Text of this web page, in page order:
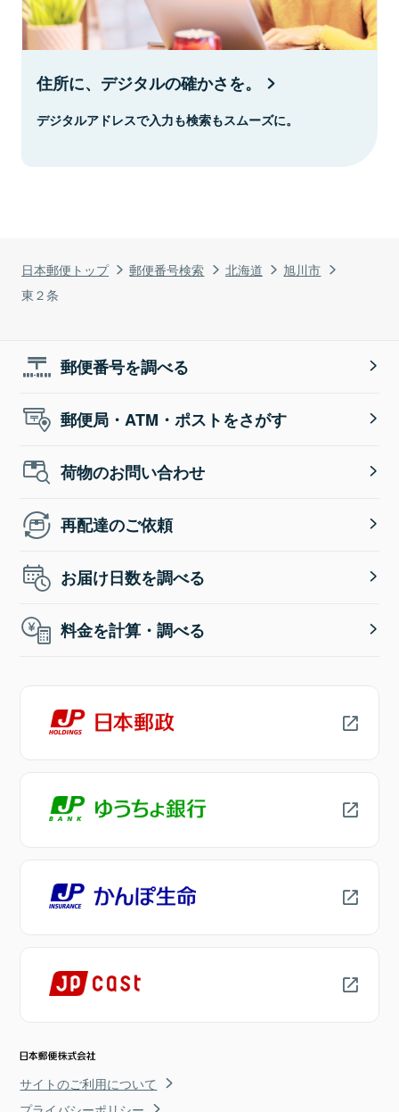
日本郵便トップ 郵便番号検索 北海道
旭川市
東２条
住所に、デジタルの確かさを。
デジタルアドレスで入力も検索もスムーズに。
郵便番号を調べる
郵便局・ATM・ポストをさがす
荷物のお問い合わせ
再配達のご依頼
お届け日数を調べる
料金を計算・調べる
サイトのご利用について